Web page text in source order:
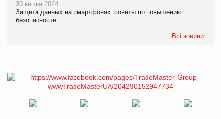
30 квітня 2024
Защита данных на смартфонах: советы по повышению
безопасности
Всі новини